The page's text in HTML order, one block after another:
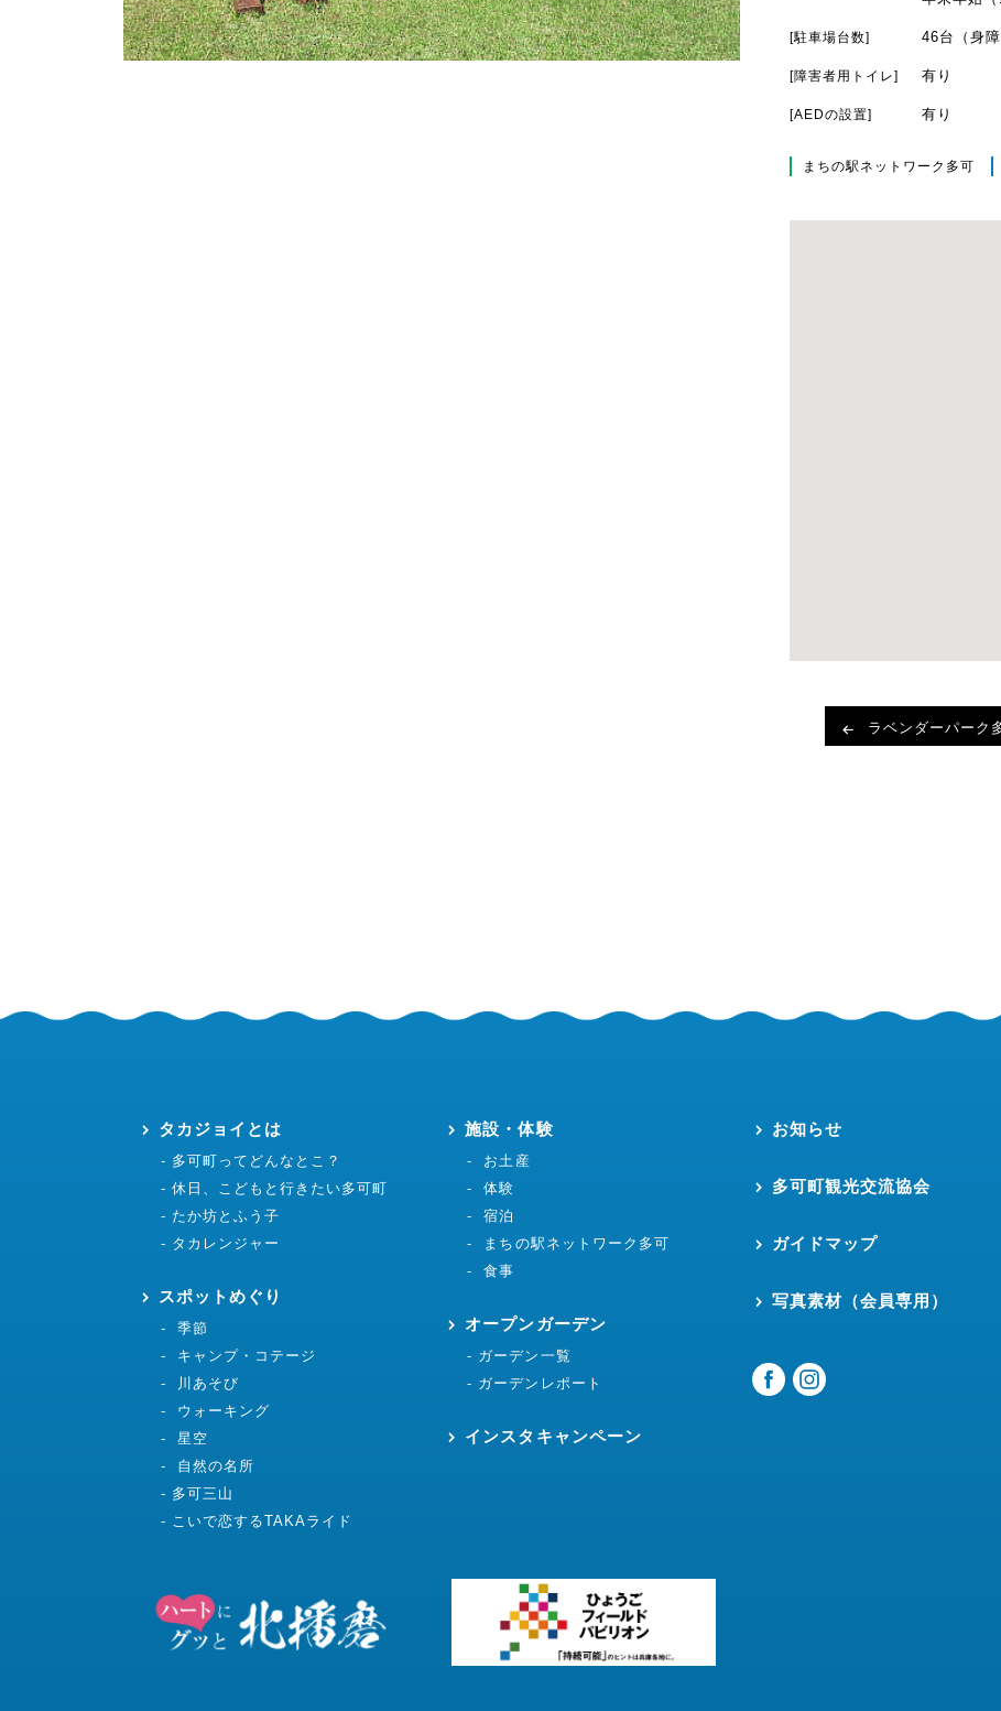
[駐車場台数] 46台（身
[障害者用トイレ] 有り
[AEDの設置] 有り
まちの駅ネットワーク多可
ラベンダーパーク
タカジョイとは
多可町ってどんなとこ？
休日、こどもと行きたい多可町
たか坊とふう子
タカレンジャー
スポットめぐり
季節
キャンプ・コテージ
川あそび
ウォーキング
星空
自然の名所
多可三山
こいで恋するTAKAライド
施設・体験
お土産
体験
宿泊
まちの駅ネットワーク多可
食事
オープンガーデン
ガーデン一覧
ガーデンレポート
インスタキャンペーン
お知らせ
多可町観光交流協会
ガイドマップ
写真素材（会員専用）